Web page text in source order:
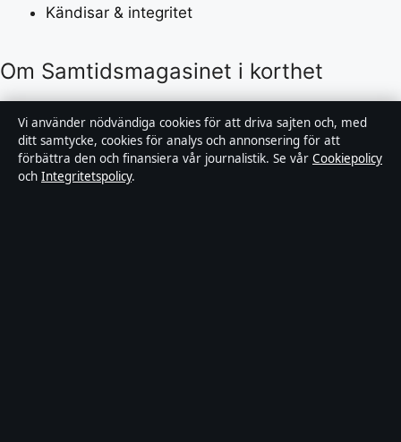
Kändisar & integritet
Om Samtidsmagasinet i korthet
Samtidsmagasinet är en oberoende svensk digital
nyhetssajt med fokus på film, tv, kultur och
nöjesnyheter. Varje artikel har en namngiven byline,
granskas av en redaktör och faktagranskas innan
Vi använder nödvändiga cookies för att driva sajten och, med
ditt samtycke, cookies för analys och annonsering för att
förbättra den och finansiera vår journalistik. Se vår Cookiepolicy
och Integritetspolicy.